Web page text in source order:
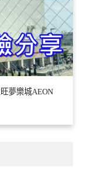
夢樂城AEON